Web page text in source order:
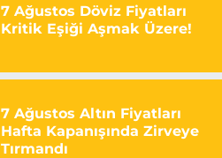
7 Ağustos Döviz Fiyatları
Kritik Eşiği Aşmak Üzere!
7 Ağustos Altın Fiyatları
Hafta Kapanışında Zirveye
Tırmandı